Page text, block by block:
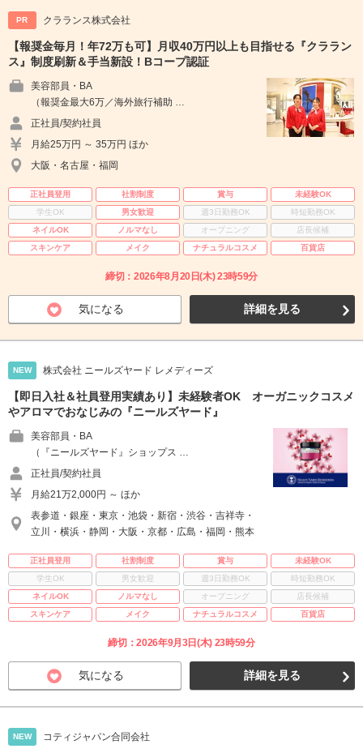
PR クラランス株式会社
【報奨金毎月！年72万も可】月収40万円以上も目指せる『クララン
ス』制度刷新＆手当新設！Bコープ認証
美容部員・BA
（報奨金最大6万／海外旅行補助 …
正社員/契約社員
月給25万円 ～ 35万円 ほか
大阪・名古屋・福岡
正社員登用 社割制度 賞与
未経験OK
学生OK
男女歓迎 週3日勤務OK
時短勤務OK
ネイルOK
ノルマなし オープニング
店長候補
スキンケア
メイク ナチュラルコスメ 百貨店
締切：2026年8月20日(木) 23時59分
気になる 詳細を見る
NEW 株式会社 ニールズヤード レメディーズ
【即日入社＆社員登用実績あり】未経験者OK オーガニックコスメ
やアロマでおなじみの『ニールズヤード』
美容部員・BA
（『ニールズヤード』ショップス …
正社員/契約社員
月給21万2,000円 ～ ほか
表参道・銀座・東京・池袋・新宿・渋谷・吉祥寺・
立川・横浜・静岡・大阪・京都・広島・福岡・熊本
正社員登用 社割制度 賞与
未経験OK
学生OK
男女歓迎 週3日勤務OK
時短勤務OK
ネイルOK
ノルマなし オープニング
店長候補
スキンケア
メイク ナチュラルコスメ 百貨店
締切：2026年9月3日(木) 23時59分
気になる 詳細を見る
NEW コティジャパン合同会社